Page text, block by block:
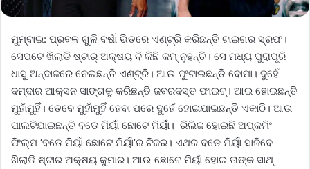
ମୁମ୍ବାଇ: ପ୍ରବଳ ଗୁଳି ବର୍ଷା ଭିତରେ ଏଣ୍ଟ୍ରି କରିଛନ୍ତି ଟାଇଗର ସ୍ରଫ।
ସେପଟେ ଖିଲାଡି ଷ୍ଟାର୍‌ ଅକ୍ଷୟ ବି କିଛି କମ୍‌ ନୁହନ୍ତି। ସେ ମଧ୍ୟ ପୁରାପୂରି
ଧାସୁ ଅନ୍ଦାଜରେ ନେଇଛନ୍ତି ଏଣ୍ଟ୍ରି। ଆଉ ଫୁଟାଇଛନ୍ତି ବୋମା। ଦୁହେଁ
ଦମ୍‌ଦାର ଆକ୍ସନ ସାଙ୍ଗକୁ କରିଛନ୍ତି ଜବରଦସ୍ତ ଫାଇଟ୍‌। ଆଇ ହୋଇଛନ୍ତି
ମୁହାଁମୁହିଁ। ତେବେ ମୁହାଁମୁହିଁ ହେବା ପରେ ଦୁହେଁ ହୋଇଯାଇଛନ୍ତି ଏକାଠି। ଆଉ
ପାଲଟିଯାଇଛନ୍ତି ବଡେ ମିୟାଁ ଛୋଟେ ମିୟାଁ। ରିଲିଜ ହୋଇଛି ଅପ୍‌କମିଂ
ଫିଲ୍ମ ‘ବଡେ ମିୟାଁ ଛୋଟେ ମିୟାଁ’ର ଟିଜର। ଏଥର ବଡେ ମିୟାଁ ସାଜିବେ
ଖିଲାଡି ଷ୍ଟାର ଅକ୍ଷୟ କୁମାର। ଆଉ ଛୋଟେ ମିୟାଁ ହୋଇ ତାଙ୍କ ସାଥ୍‌